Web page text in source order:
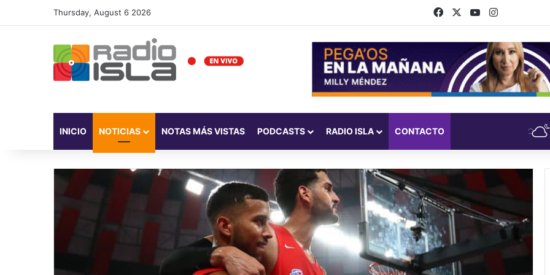
Thursday, August 6 2026 FacebookYouTubeInstagram
INICIO NOTICIAS NOTAS MÁS VISTAS PODCASTS RADIO ISLA CONTACTO